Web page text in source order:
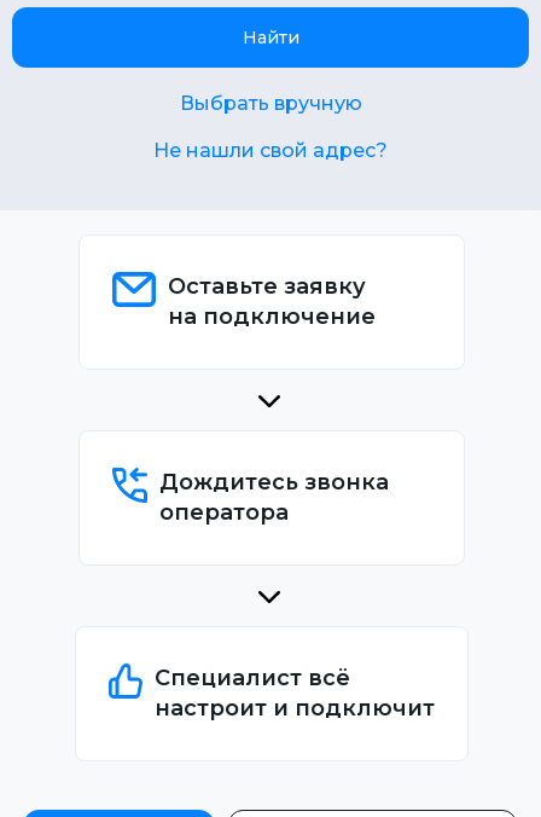
Найти
Выбрать вручную
Не нашли свой адрес?
Оставьте заявку
на подключение
Дождитесь звонка
оператора
Специалист всё
настроит и подключит